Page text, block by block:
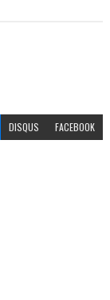
DISQUS FACEBOOK